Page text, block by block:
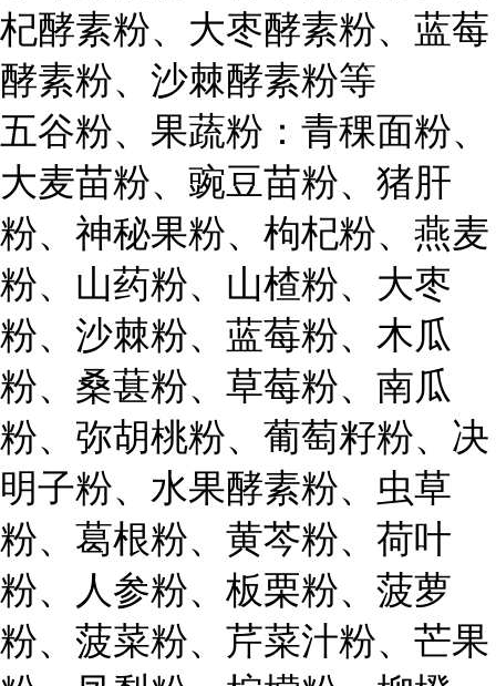
杞酵素粉、大枣酵素粉、蓝莓
酵素粉、沙棘酵素粉等
五谷粉、果蔬粉：青稞面粉、
大麦苗粉、豌豆苗粉、猪肝
粉、神秘果粉、枸杞粉、燕麦
粉、山药粉、山楂粉、大枣
粉、沙棘粉、蓝莓粉、木瓜
粉、桑葚粉、草莓粉、南瓜
粉、弥胡桃粉、葡萄籽粉、决
明子粉、水果酵素粉、虫草
粉、葛根粉、黄芩粉、荷叶
粉、人参粉、板栗粉、菠萝
粉、菠菜粉、芹菜汁粉、芒果